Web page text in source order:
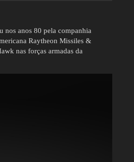
nos anos 80 pela companhia
Raytheon Missiles &
nas forças armadas da